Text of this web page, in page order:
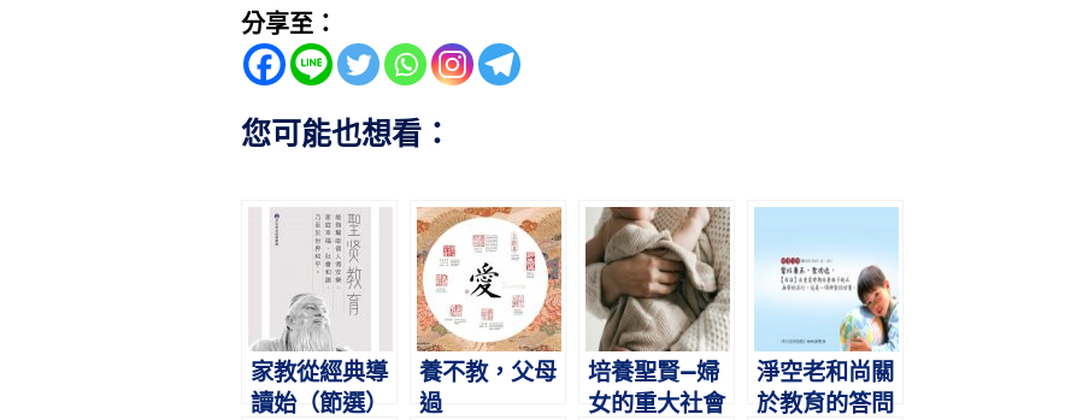
分享至：
您可能也想看：
家教從經典導
讀始（節選）
養不教，父母
過
培養聖賢—婦
女的重大社會
淨空老和尚關
於教育的答問